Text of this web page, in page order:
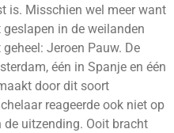
is. Misschien wel meer want
in de weilanden
Jeroen Pauw. De
één in Spanje en één
door dit soort
reageerde ook niet op
de uitzending. Ooit bracht